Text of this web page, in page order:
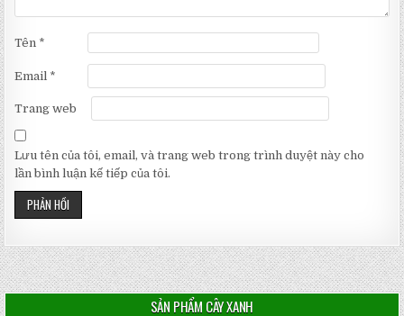
Tên *
Email *
Trang web
Lưu tên của tôi, email, và trang web trong trình duyệt này cho
lần bình luận kế tiếp của tôi.
SẢN PHẨM CÂY XANH